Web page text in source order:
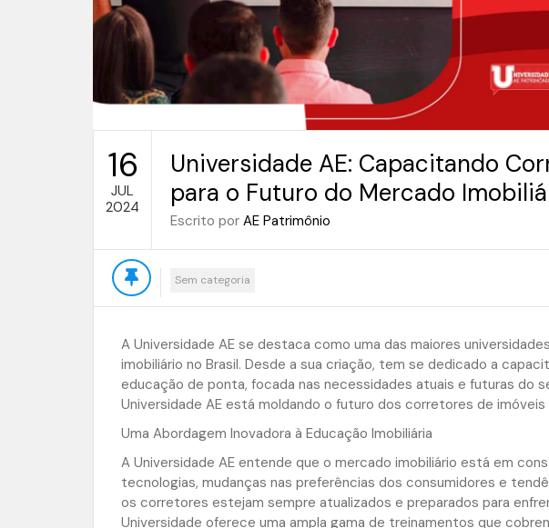
16
JUL
2024
Universidade AE: Capacitando
para o Futuro do Mercado
Escrito por AE Patrimônio
Sem categoria
A Universidade AE se destaca como uma das maiores
imobiliário no Brasil. Desde a sua criação, tem se dedicado a
educação de ponta, focada nas necessidades atuais e futuras do
Universidade AE está moldando o futuro dos corretores de imóveis
Uma Abordagem Inovadora à Educação Imobiliária
A Universidade AE entende que o mercado imobiliário está em
tecnologias, mudanças nas preferências dos consumidores e
os corretores estejam sempre atualizados e preparados para
Universidade oferece uma ampla gama de treinamentos que